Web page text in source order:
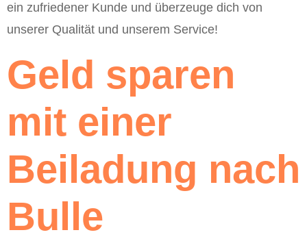
ein zufriedener Kunde und überzeuge dich von
unserer Qualität und unserem Service!
Geld sparen
mit einer
Beiladung nach
Bulle